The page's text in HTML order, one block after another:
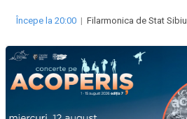
Începe la 20:00 | Filarmonica de Stat Sibiu